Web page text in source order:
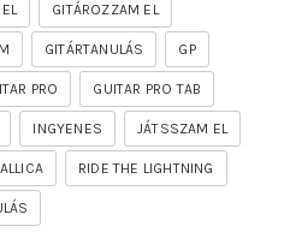
GITÁROZZAM EL
GITÁRTANULÁS GP
PRO GUITAR PRO TAB
INGYENES JÁTSSZAM EL
RIDE THE LIGHTNING